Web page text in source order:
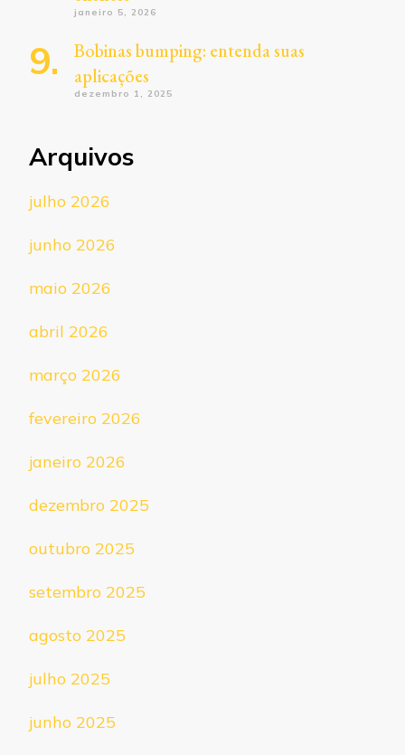
janeiro 5, 2026
Bobinas bumping: entenda suas
aplicações
dezembro 1, 2025
Arquivos
julho 2026
junho 2026
maio 2026
abril 2026
março 2026
fevereiro 2026
janeiro 2026
dezembro 2025
outubro 2025
setembro 2025
agosto 2025
julho 2025
junho 2025